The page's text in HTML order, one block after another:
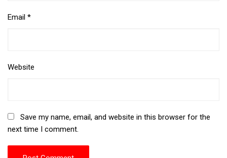
Email *
Website
Save my name, email, and website in this browser for the
next time I comment.